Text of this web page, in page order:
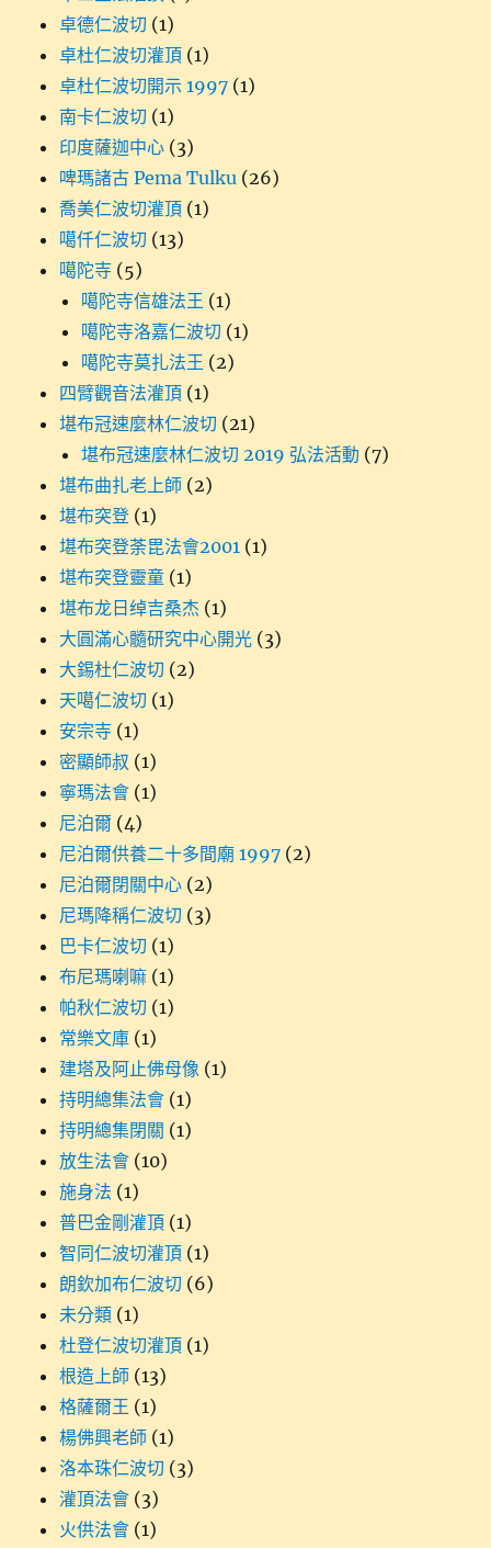
卓德仁波切 (1)
卓杜仁波切灌頂 (1)
卓杜仁波切開示 1997 (1)
南卡仁波切 (1)
印度薩迦中心 (3)
啤瑪諸古 Pema Tulku (26)
喬美仁波切灌頂 (1)
噶仟仁波切 (13)
噶陀寺 (5)
噶陀寺信雄法王 (1)
噶陀寺洛嘉仁波切 (1)
噶陀寺莫扎法王 (2)
四臂觀音法灌頂 (1)
堪布冠速麼林仁波切 (21)
堪布冠速麼林仁波切 2019 弘法活動 (7)
堪布曲扎老上師 (2)
堪布突登 (1)
堪布突登荼毘法會2001 (1)
堪布突登靈童 (1)
堪布龙日绰吉桑杰 (1)
大圓滿心髓研究中心開光 (3)
大錫杜仁波切 (2)
天噶仁波切 (1)
安宗寺 (1)
密顯師叔 (1)
寧瑪法會 (1)
尼泊爾 (4)
尼泊爾供養二十多間廟 1997 (2)
尼泊爾閉關中心 (2)
尼瑪降稱仁波切 (3)
巴卡仁波切 (1)
布尼瑪喇嘛 (1)
帕秋仁波切 (1)
常樂文庫 (1)
建塔及阿止佛母像 (1)
持明總集法會 (1)
持明總集閉關 (1)
放生法會 (10)
施身法 (1)
普巴金剛灌頂 (1)
智同仁波切灌頂 (1)
朗欽加布仁波切 (6)
未分類 (1)
杜登仁波切灌頂 (1)
根造上師 (13)
格薩爾王 (1)
楊佛興老師 (1)
洛本珠仁波切 (3)
灌頂法會 (3)
火供法會 (1)